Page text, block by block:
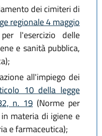
dei cimiteri di
regionale 4 maggio
l'esercizio delle
e sanità pubblica,
all'impiego dei
10 della legge
n. 19 (Norme per
materia di igiene e
e farmaceutica);